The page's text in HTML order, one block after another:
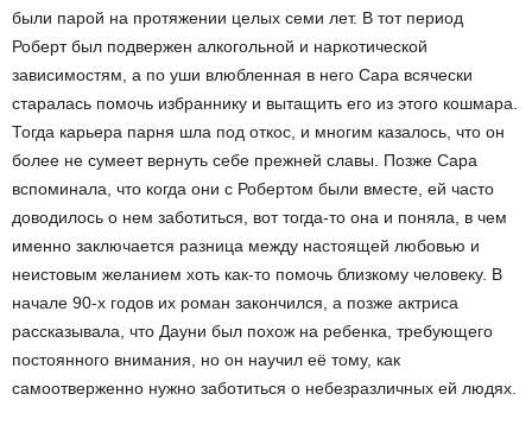
были парой на протяжении целых семи лет. В тот период
Роберт был подвержен алкогольной и наркотической
зависимостям, а по уши влюбленная в него Сара всячески
старалась помочь избраннику и вытащить его из этого кошмара.
Тогда карьера парня шла под откос, и многим казалось, что он
более не сумеет вернуть себе прежней славы. Позже Сара
вспоминала, что когда они с Робертом были вместе, ей часто
доводилось о нем заботиться, вот тогда-то она и поняла, в чем
именно заключается разница между настоящей любовью и
неистовым желанием хоть как-то помочь близкому человеку. В
начале 90-х годов их роман закончился, а позже актриса
рассказывала, что Дауни был похож на ребенка, требующего
постоянного внимания, но он научил её тому, как
самоотверженно нужно заботиться о небезразличных ей людях.